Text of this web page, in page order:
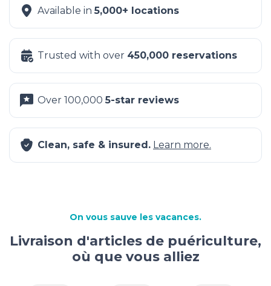
Available in5,000+ locations
Trusted with over 450,000 reservations
Over 100,0005-star reviews
Clean, safe & insured. Learn more.
On vous sauve les vacances.
Livraison d'articles de puériculture,
où que vous alliez